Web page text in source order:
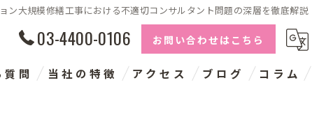
ン大規模修繕工事における不適切コンサルタント問題の深層を徹底解説
03-4400-0106 お問い合わせはこちら
問 当社の特徴 アクセス ブログ コラム